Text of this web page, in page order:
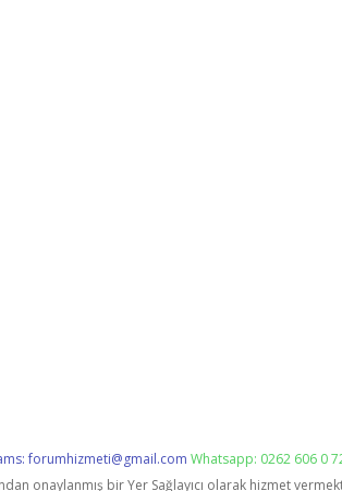
forumhizmeti@gmail.com Whatsapp: 0262 606 0
onaylanmış bir Yer Sağlayıcı olarak hizmet